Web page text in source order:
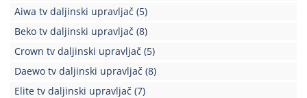
Aiwa tv daljinski upravljač (5)
Beko tv daljinski upravljač (8)
Crown tv daljinski upravljač (5)
Daewo tv daljinski upravljač (8)
Elite tv daljinski upravljač (7)